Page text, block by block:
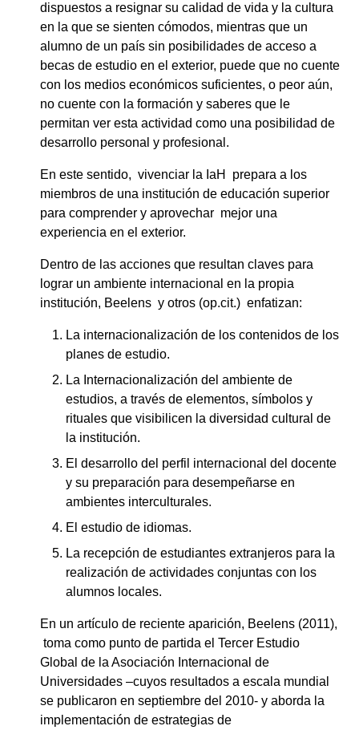
dispuestos a resignar su calidad de vida y la cultura
en la que se sienten cómodos, mientras que un
alumno de un país sin posibilidades de acceso a
becas de estudio en el exterior, puede que no cuente
con los medios económicos suficientes, o peor aún,
no cuente con la formación y saberes que le
permitan ver esta actividad como una posibilidad de
desarrollo personal y profesional.
En este sentido, vivenciar la IaH prepara a los
miembros de una institución de educación superior
para comprender y aprovechar mejor una
experiencia en el exterior.
Dentro de las acciones que resultan claves para
lograr un ambiente internacional en la propia
institución, Beelens y otros (op.cit.) enfatizan:
La internacionalización de los contenidos de los
planes de estudio.
La Internacionalización del ambiente de
estudios, a través de elementos, símbolos y
rituales que visibilicen la diversidad cultural de
la institución.
El desarrollo del perfil internacional del docente
y su preparación para desempeñarse en
ambientes interculturales.
El estudio de idiomas.
La recepción de estudiantes extranjeros para la
realización de actividades conjuntas con los
alumnos locales.
En un artículo de reciente aparición, Beelens (2011),
toma como punto de partida el Tercer Estudio
Global de la Asociación Internacional de
Universidades –cuyos resultados a escala mundial
se publicaron en septiembre del 2010- y aborda la
implementación de estrategias de